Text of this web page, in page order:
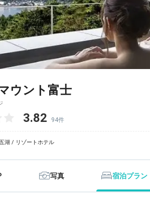
ウント富士
3.82 94件
湖 / リゾートホテル
写真 宿泊プラン